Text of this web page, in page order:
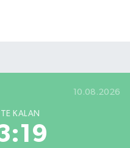
10.08.2026
KALAN